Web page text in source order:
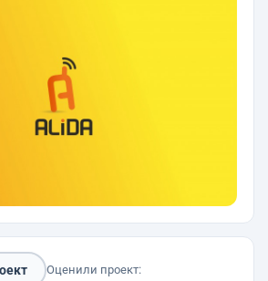
Оценили проект: